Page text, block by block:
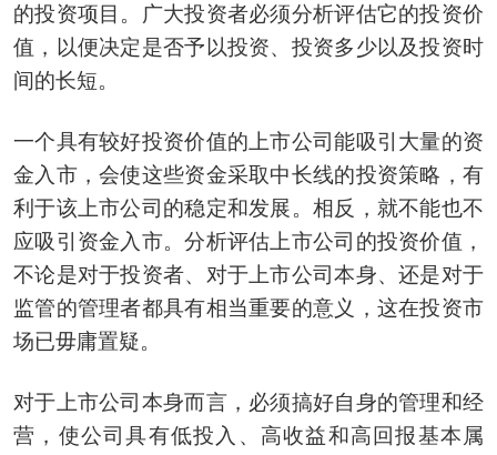
的投资项目。广大投资者必须分析评估它的投资价
值，以便决定是否予以投资、投资多少以及投资时
间的长短。
一个具有较好投资价值的上市公司能吸引大量的资
金入市，会使这些资金采取中长线的投资策略，有
利于该上市公司的稳定和发展。相反，就不能也不
应吸引资金入市。分析评估上市公司的投资价值，
不论是对于投资者、对于上市公司本身、还是对于
监管的管理者都具有相当重要的意义，这在投资市
场已毋庸置疑。
对于上市公司本身而言，必须搞好自身的管理和经
营，使公司具有低投入、高收益和高回报基本属